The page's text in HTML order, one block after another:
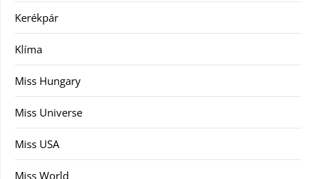
Kerékpár
Klíma
Miss Hungary
Miss Universe
Miss USA
Miss World